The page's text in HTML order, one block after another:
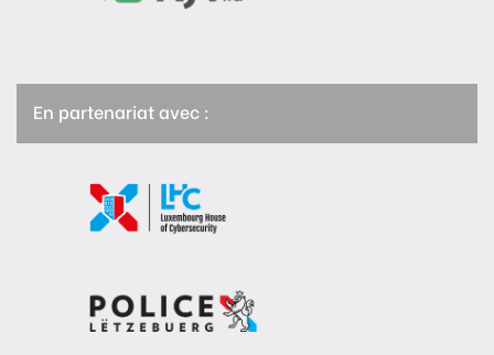
En partenariat avec :